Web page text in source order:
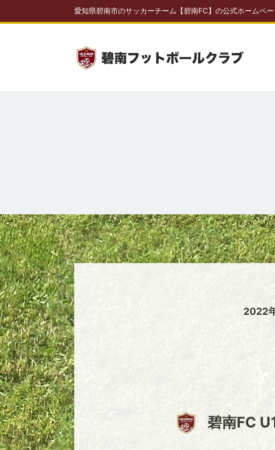
愛知県碧南市のサッカーチーム【碧南FC】の公式ホームペ
2022
碧南FC